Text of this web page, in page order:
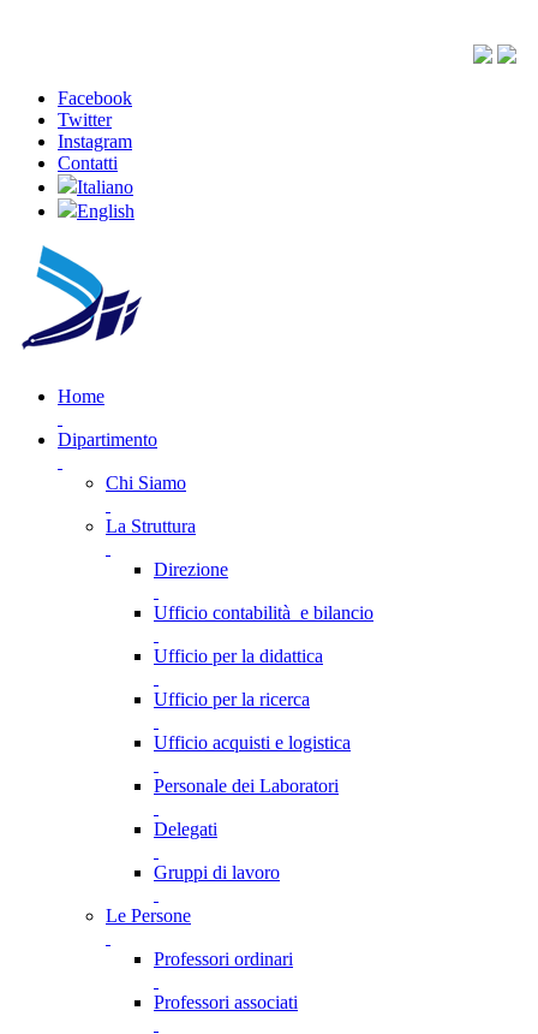
Facebook
Twitter
Instagram
Contatti
Italiano
English
Home
Dipartimento
Chi Siamo
La Struttura
Direzione
Ufficio contabilità e bilancio
Ufficio per la didattica
Ufficio per la ricerca
Ufficio acquisti e logistica
Personale dei Laboratori
Delegati
Gruppi di lavoro
Le Persone
Professori ordinari
Professori associati